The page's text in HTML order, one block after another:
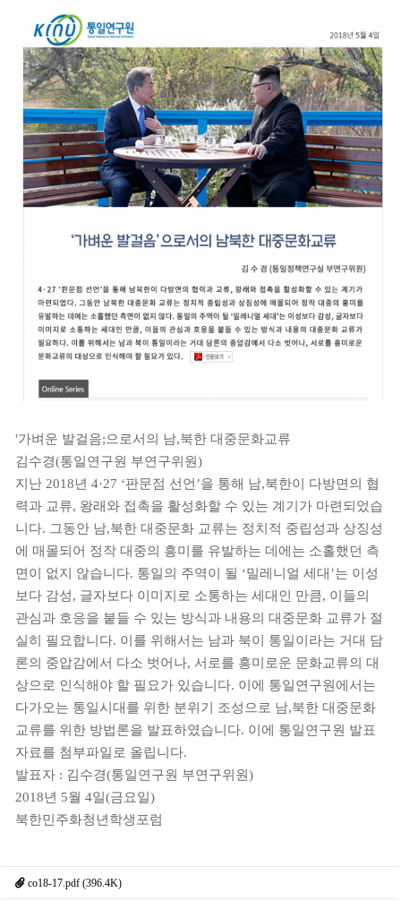
'가벼운 발걸음;으로서의 남,북한 대중문화교류
김수경(통일연구원 부연구위원)
지난 2018년 4·27 ‘판문점 선언’을 통해 남,북한이 다방면의 협
력과 교류, 왕래와 접촉을 활성화할 수 있는 계기가 마련되었습
니다. 그동안 남,북한 대중문화 교류는 정치적 중립성과 상징성
에 매몰되어 정작 대중의 흥미를 유발하는 데에는 소홀했던 측
면이 없지 않습니다. 통일의 주역이 될 ‘밀레니얼 세대’는 이성
보다 감성, 글자보다 이미지로 소통하는 세대인 만큼, 이들의
관심과 호응을 붙들 수 있는 방식과 내용의 대중문화 교류가 절
실히 필요합니다. 이를 위해서는 남과 북이 통일이라는 거대 담
론의 중압감에서 다소 벗어나, 서로를 흥미로운 문화교류의 대
상으로 인식해야 할 필요가 있습니다. 이에 통일연구원에서는
다가오는 통일시대를 위한 분위기 조성으로 남,북한 대중문화
교류를 위한 방법론을 발표하였습니다. 이에 통일연구원 발표
자료를 첨부파일로 올립니다.
발표자 : 김수경(통일연구원 부연구위원)
2018년 5월 4일(금요일)
북한민주화청년학생포럼
co18-17.pdf (396.4K)